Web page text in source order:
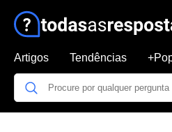
Artigos Tendências